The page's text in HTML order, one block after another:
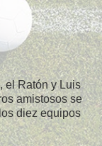
el Ratón y Luis
amistosos se
diez equipos